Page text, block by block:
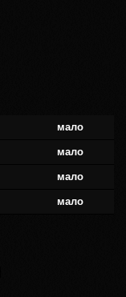
мало
мало
мало
мало